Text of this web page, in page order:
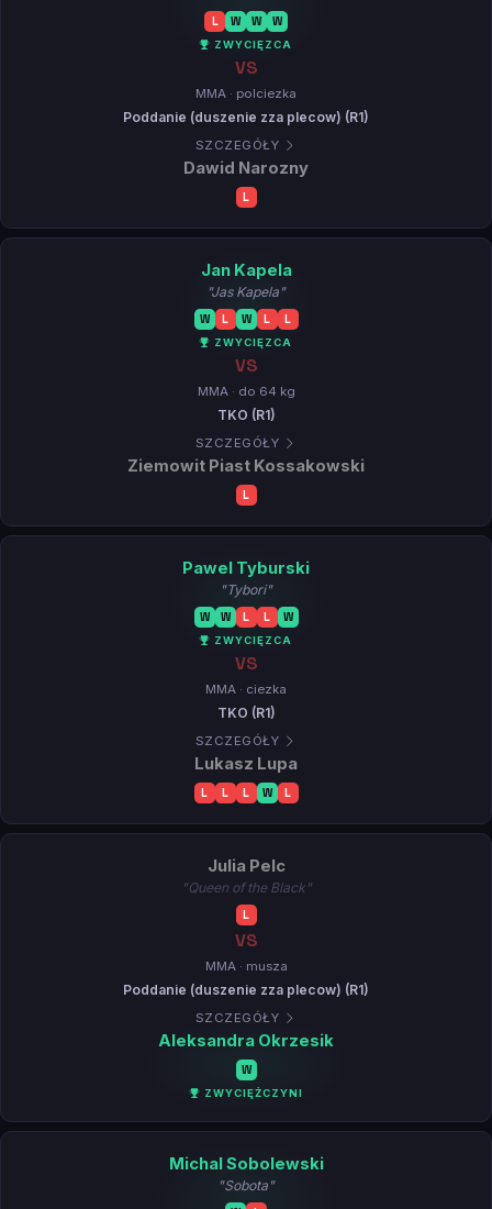
L W W W
ZWYCIĘZCA
VS
MMA · polciezka
Poddanie (duszenie zza plecow) (R1)
SZCZEGÓŁY
Dawid Narozny
L
Jan Kapela
"Jas Kapela"
W L W L L
ZWYCIĘZCA
VS
MMA · do 64 kg
TKO (R1)
SZCZEGÓŁY
Ziemowit Piast Kossakowski
L
Pawel Tyburski
"Tybori"
W W L L W
ZWYCIĘZCA
VS
MMA · ciezka
TKO (R1)
SZCZEGÓŁY
Lukasz Lupa
L L L W L
Julia Pelc
"Queen of the Black"
L
VS
MMA · musza
Poddanie (duszenie zza plecow) (R1)
SZCZEGÓŁY
Aleksandra Okrzesik
W
ZWYCIĘŻCZYNI
Michal Sobolewski
"Sobota"